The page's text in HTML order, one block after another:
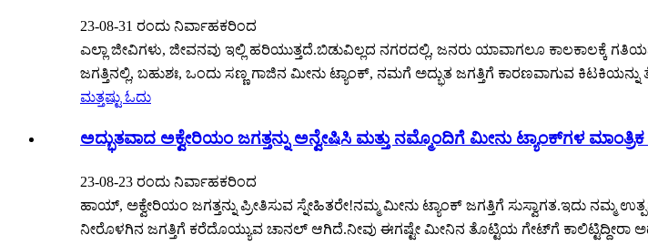
23-08-31 ರಂದು ನಿರ್ವಾಹಕರಿಂದ
ಎಲ್ಲಾ ಜೀವಿಗಳು, ಜೀವನವು ಇಲ್ಲಿ ಹರಿಯುತ್ತದೆ.ಬಿಡುವಿಲ್ಲದ ನಗರದಲ್ಲಿ, ಜನರು ಯಾವಾಗಲೂ ಕಾಲಕಾಲಕ್ಕೆ
ಜಗತ್ತಿನಲ್ಲಿ, ಬಹುಶಃ, ಒಂದು ಸಣ್ಣ ಗಾಜಿನ ಮೀನು ಟ್ಯಾಂಕ್, ನಮಗೆ ಅದ್ಭುತ ಜಗತ್ತಿಗೆ ಕಾರಣವಾಗುವ
ಮತ್ತಷ್ಟು ಓದು
ಅದ್ಭುತವಾದ ಅಕ್ವೇರಿಯಂ ಜಗತ್ತನ್ನು ಅನ್ವೇಷಿಸಿ ಮತ್ತು ನಮ್ಮೊಂದಿಗೆ ಮೀನು ಟ್ಯಾಂಕ್‌ಗಳ
23-08-23 ರಂದು ನಿರ್ವಾಹಕರಿಂದ
ಹಾಯ್, ಅಕ್ವೇರಿಯಂ ಜಗತ್ತನ್ನು ಪ್ರೀತಿಸುವ ಸ್ನೇಹಿತರೇ!ನಮ್ಮ ಮೀನು ಟ್ಯಾಂಕ್ ಜಗತ್ತಿಗೆ ಸುಸ್ವಾಗತ.ಇದು
ನೀರೊಳಗಿನ ಜಗತ್ತಿಗೆ ಕರೆದೊಯ್ಯುವ ಚಾನಲ್ ಆಗಿದೆ.ನೀವು ಈಗಷ್ಟೇ ಮೀನಿನ ತೊಟ್ಟಿಯ ಗೇಟ್‌ಗೆ ಕಾಲಿಟ್ಟಿದ್ದೀರಾ